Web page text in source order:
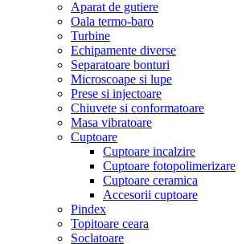
Aparat de gutiere
Oala termo-baro
Turbine
Echipamente diverse
Separatoare bonturi
Microscoape si lupe
Prese si injectoare
Chiuvete si conformatoare
Masa vibratoare
Cuptoare
Cuptoare incalzire
Cuptoare fotopolimerizare
Cuptoare ceramica
Accesorii cuptoare
Pindex
Topitoare ceara
Soclatoare